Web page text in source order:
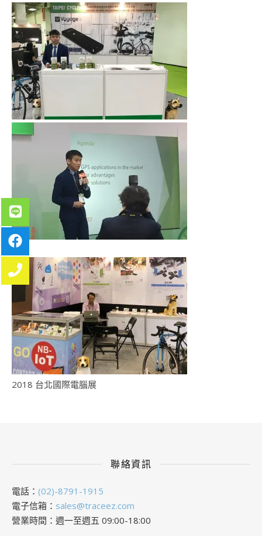
2018 台北國際電腦展
聯絡資訊
電話： (02)-8791-1915
電子信箱： sales@traceez.com
營業時間：週一至週五 09:00-18:00